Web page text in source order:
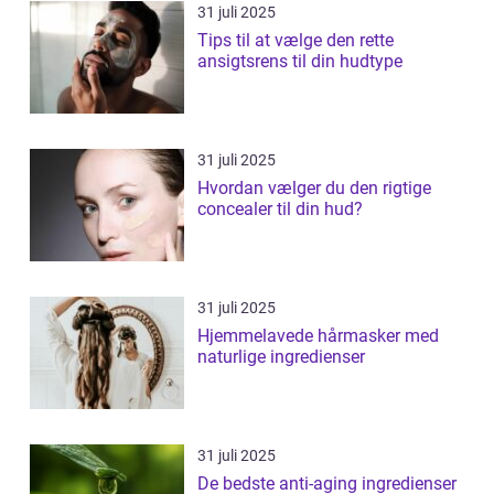
31 juli 2025
Tips til at vælge den rette
ansigtsrens til din hudtype
31 juli 2025
Hvordan vælger du den rigtige
concealer til din hud?
31 juli 2025
Hjemmelavede hårmasker med
naturlige ingredienser
31 juli 2025
De bedste anti-aging ingredienser